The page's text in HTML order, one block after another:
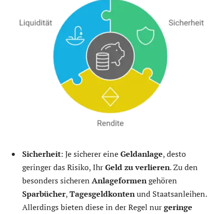
Sicherheit: Je sicherer eineGeldanlage, desto
geringer das Risiko, IhrGeld zu verlieren. Zu den
besonders sicheren Anlageformengehören
Sparbücher,Tagesgeldkontenund Staatsanleihen.
Allerdings bieten diese in der Regel nurgeringe